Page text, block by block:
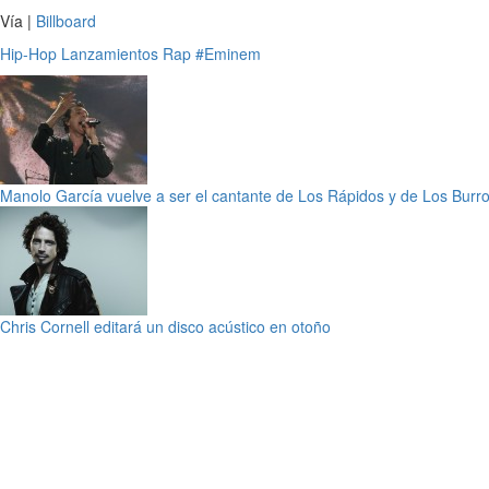
Vía | Billboard
Hip-Hop Lanzamientos Rap #Eminem
Manolo García vuelve a ser el cantante de Los Rápidos y de Los
Chris Cornell editará un disco acústico en otoño